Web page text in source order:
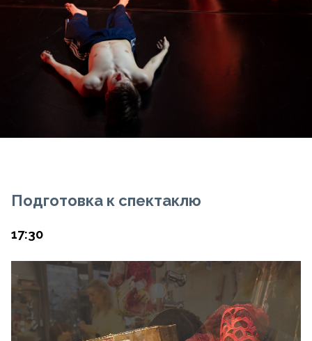
Подготовка к спектаклю
17:30